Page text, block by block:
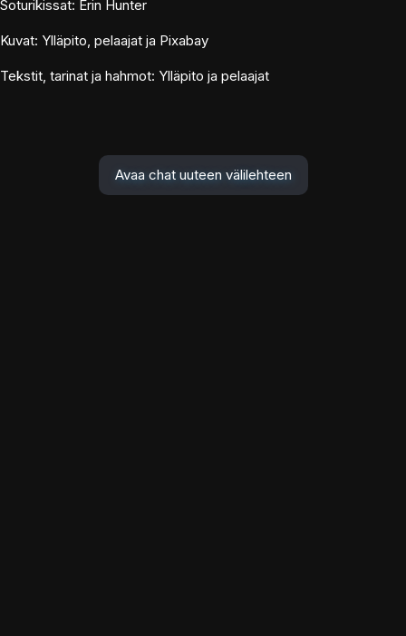
Soturikissat: Erin Hunter
Kuvat: Ylläpito, pelaajat ja Pixabay
Tekstit, tarinat ja hahmot: Ylläpito ja pelaajat
Avaa chat uuteen välilehteen